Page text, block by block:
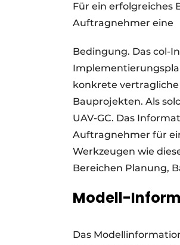
Für ein erfolgreiches
Auftragnehmer eine
Bedingung. Das col-
konkrete
Bauprojekten. Als
UAV-GC. Das
Auftragnehmer für
Werkzeugen wie
Bereichen Planung,
Modell-
Das